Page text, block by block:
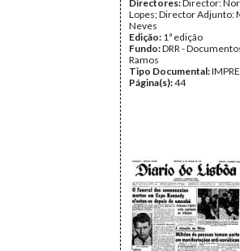
Directores:Director:
Lopes; Director Adjunto:
Neves
Edição: 1ª edição
Fundo:DRR -
Ramos
Tipo Documental:
Página(s):44